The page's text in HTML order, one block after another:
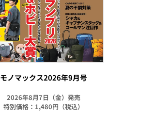
モノマックス2026年9月号
2026年8月7日（金）発売
特別価格：1,480円（税込）